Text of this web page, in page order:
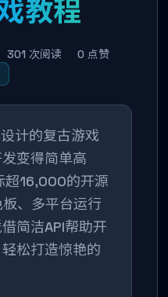
教程
301 次阅读
0 点赞
计的复古游戏
变得简单高
超16,000的开源
、多平台运行
简洁API帮助开
松打造惊艳的